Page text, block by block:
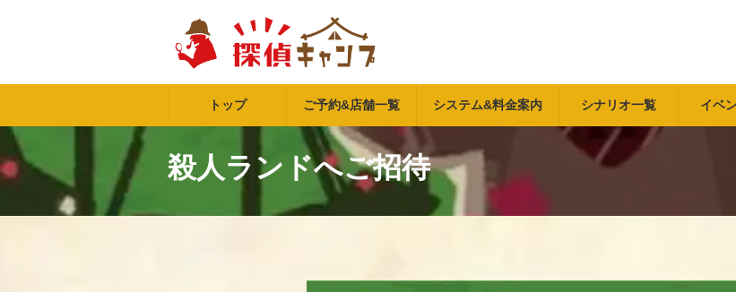
ツ
キ
ッ
プ
シ
に
移
動
トップ ご予約&店舗一覧 システム&料金案内 シナリオ一覧 イベ
殺人ランドへご招待